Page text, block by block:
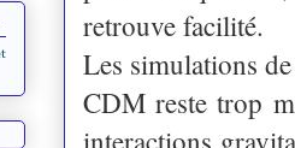
retrouve facilité.
Les simulations
CDM reste trop
interactions